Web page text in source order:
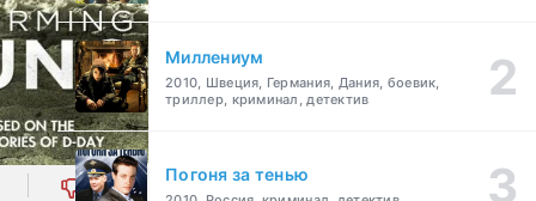
0
Миллениум
2010, Швеция, Германия, Дания, боевик,
триллер, криминал, детектив
Погоня за тенью